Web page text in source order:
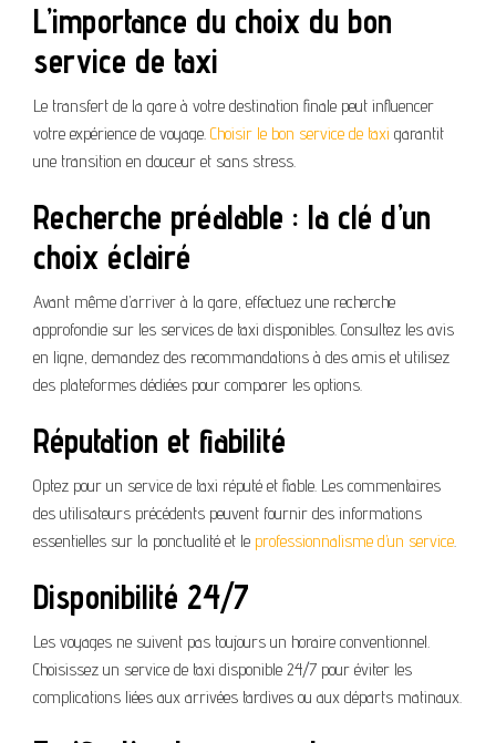
L’importance du choix du bon
service de taxi
Le transfert de la gare à votre destination finale peut influencer
votre expérience de voyage. Choisir le bon service de taxi garantit
une transition en douceur et sans stress.
Recherche préalable : la clé d’un
choix éclairé
Avant même d’arriver à la gare, effectuez une recherche
approfondie sur les services de taxi disponibles. Consultez les avis
en ligne, demandez des recommandations à des amis et utilisez
des plateformes dédiées pour comparer les options.
Réputation et fiabilité
Optez pour un service de taxi réputé et fiable. Les commentaires
des utilisateurs précédents peuvent fournir des informations
essentielles sur la ponctualité et le professionnalisme d’un service.
Disponibilité 24/7
Les voyages ne suivent pas toujours un horaire conventionnel.
Choisissez un service de taxi disponible 24/7 pour éviter les
complications liées aux arrivées tardives ou aux départs matinaux.